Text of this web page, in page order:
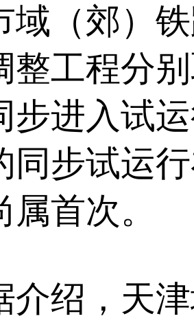
域（郊）
整工程分
步进入试
同步试运
属首次。
，天津